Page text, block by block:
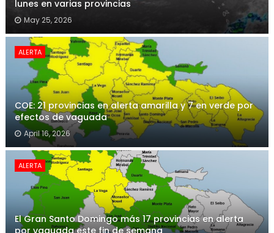
lunes en varias provincias
May 25, 2026
ALERTA
COE: 21 provincias en alerta amarilla y 7 en verde por
efectos de vaguada
April 16, 2026
ALERTA
El Gran Santo Domingo más 17 provincias en alerta
por vaguada este fin de semana